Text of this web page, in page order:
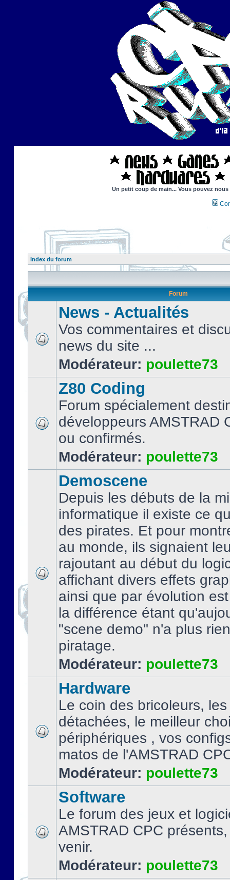
Un petit coup de main... Vous pouvez
Index du forum
Forum
News - Actualités
Vos commentaires et
news du site ...
Modérateur: poulette73
Z80 Coding
Forum spécialement
développeurs AMSTRAD
ou confirmés.
Modérateur: poulette73
Demoscene
Depuis les débuts de la
informatique il existe ce
des pirates. Et pour
au monde, ils signaient
rajoutant au début du
affichant divers effets
ainsi que par évolution
la différence étant
"scene demo" n'a plus
piratage.
Modérateur: poulette73
Hardware
Le coin des bricoleurs,
détachées, le meilleur
périphériques , vos
matos de l'AMSTRAD
Modérateur: poulette73
Software
Le forum des jeux et
AMSTRAD CPC
venir.
Modérateur: poulette73